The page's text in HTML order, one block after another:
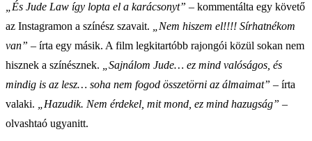
„És Jude Law így lopta el a karácsonyt” – kommentálta egy követő
az Instagramon a színész szavait.
„Nem hiszem el!!!! Sírhatnékom
van” – írta egy másik. A film legkitartóbb rajongói közül sokan nem
hisznek a színésznek.
„Sajnálom Jude… ez mind valóságos, és
mindig is az lesz… soha nem fogod összetörni az álmaimat” – írta
valaki.
„Hazudik. Nem érdekel, mit mond, ez mind hazugság” –
olvashtaó ugyanitt.